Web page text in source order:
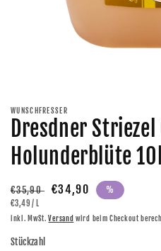
Modal
öffnen
WUNSCHFRESSER
Dresdner
Holunderblüte
Normaler
Preis
€35,90 Verkaufspreis
€34,90
GRUNDPREIS
€3,49 / PRO
L
%
inkl. MwSt.Versand wird beim Checkout
Stückzahl